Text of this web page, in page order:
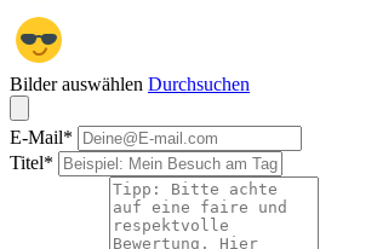
Bilder auswählen Durchsuchen
E-Mail*
Titel*